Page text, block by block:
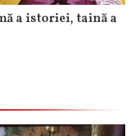
a istoriei, taină a